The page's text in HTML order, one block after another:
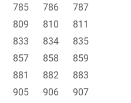
785 786
787
809 810
811
833 834
835
857 858
859
881 882
883
905 906
907